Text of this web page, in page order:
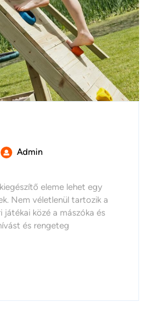
AdminFa
Kertben
eleme lehet egy
Nem véletlenül tartozik a
játékai közé a mászóka és
és rengeteg